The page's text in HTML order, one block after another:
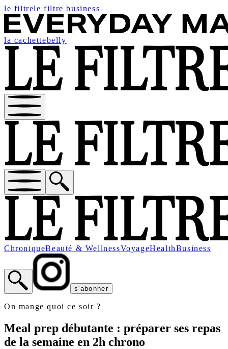
le filtrele filtre business
la cachettebelly
ChroniqueBeauté & WellnessVoyageHealthBusiness
s'abonner
On mange quoi ce soir ?
Meal prep débutante : préparer ses repas
de la semaine en 2h chrono